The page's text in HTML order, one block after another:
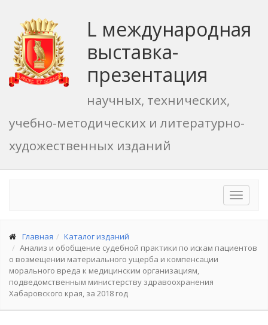
L международная
выставка-
презентация
научных, технических,
учебно-методических и литературно-
художественных изданий
Toggle
Главная
Каталог изданий
Анализ и обобщение судебной практики по искам пациентов
о возмещении материального ущерба и компенсации
морального вреда к медицинским организациям,
подведомственным министерству здравоохранения
Хабаровского края, за 2018 год